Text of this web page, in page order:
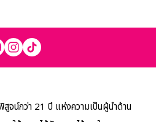
จน์กว่า 21 ปี แห่งความเป็นผู้นำด้าน